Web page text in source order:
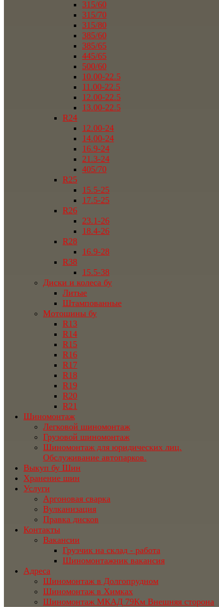
315/60
315/70
315/80
385/60
385/65
445/65
500/60
10.00-22.5
11.00-22.5
12.00-22.5
13.00-22.5
R24
12.00-24
14.00-24
16.9-24
21.3-24
405/70
R25
15.5-25
17.5-25
R26
23.1-26
18.4-26
R28
16.9-28
R38
15.5-38
Диски и колеса бу
Литые
Штампованные
Мотошины бу
R13
R14
R15
R16
R17
R18
R19
R20
R21
Шиномонтаж
Легковой шиномонтаж
Грузовой шиномонтаж
Шиномонтаж для юридических лиц.
Обслуживание автопарков.
Выкуп бу Шин
Хранение шин
Услуги
Аргоновая сварка
Вулканизация
Правка дисков
Контакты
Вакансии
Грузчик на склад - работа
Шиномонтажник вакансия
Адреса
Шиномонтаж в Долгопрудном
Шиномонтаж в Химках
Шиномонтаж МКАД 79Км Внешняя сторона